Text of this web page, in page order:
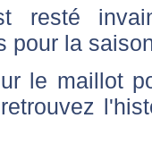
resté
pour la
le maillot